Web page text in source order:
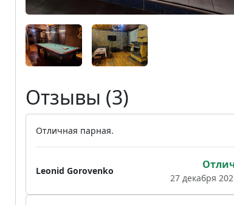
Отзывы (3)
Отличная парная.
Leonid Gorovenko
27 декабря